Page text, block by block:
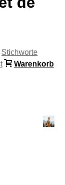
Stichworte
Warenkorb